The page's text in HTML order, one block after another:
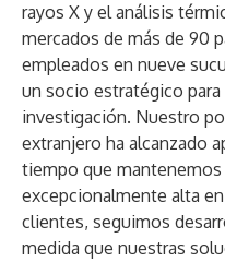
rayos X y el análisis
mercados de más de 90
empleados en nueve
un socio estratégico
investigación. Nuestro
extranjero ha alcanzado
tiempo que
excepcionalmente alta
clientes, seguimos
medida que nuestras